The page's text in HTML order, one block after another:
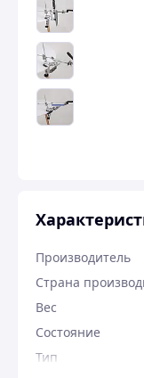
Производитель
Страна
Вес
Состояние
Тип